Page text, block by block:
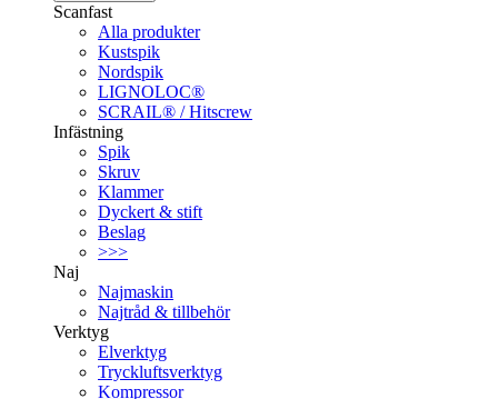
Scanfast
Alla produkter
Kustspik
Nordspik
LIGNOLOC®
SCRAIL® / Hitscrew
Infästning
Spik
Skruv
Klammer
Dyckert & stift
Beslag
>>>
Naj
Najmaskin
Najtråd & tillbehör
Verktyg
Elverktyg
Tryckluftsverktyg
Kompressor